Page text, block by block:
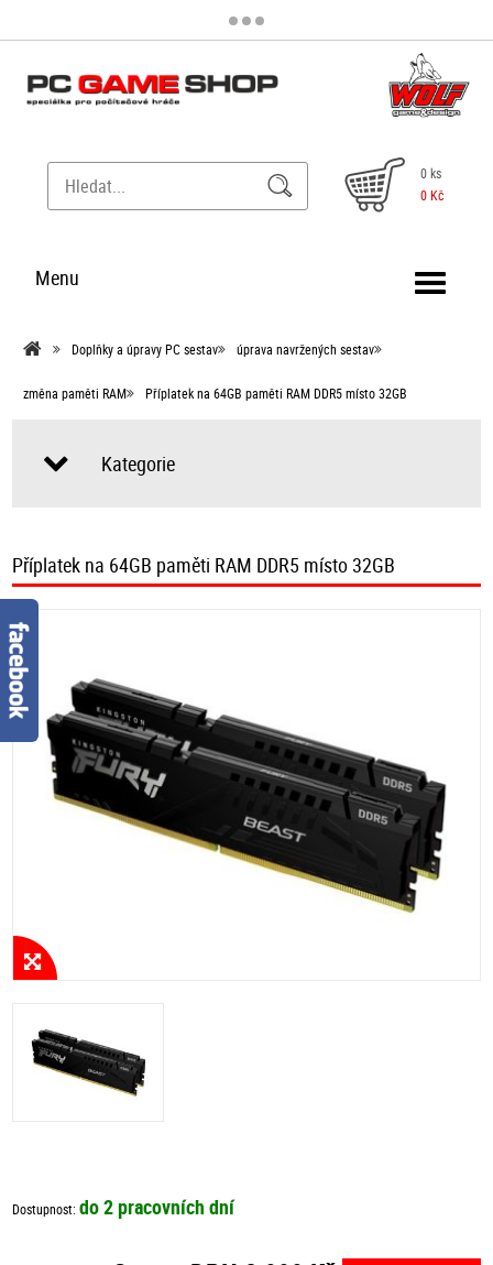
0 ks
0 Kč
Menu
Doplňky a úpravy PC sestav úprava navržených sestav
změna paměti RAM Příplatek na 64GB paměti RAM DDR5 místo 32GB
Kategorie
Příplatek na 64GB paměti RAM DDR5 místo 32GB
Dostupnost:do 2 pracovních dní